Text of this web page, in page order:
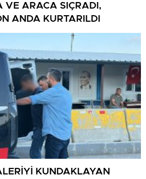
VE ARACA SIÇRADI,
ANDA KURTARILDI
KUNDAKLAYAN